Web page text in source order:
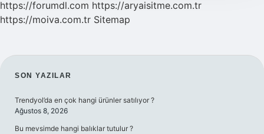
https://forumdl.com https://aryaisitme.com.tr
https://moiva.com.tr Sitemap
SIDEBAR
SON YAZILAR
Trendyol’da en çok hangi ürünler satılıyor ?
Ağustos 8, 2026
Bu mevsimde hangi balıklar tutulur ?